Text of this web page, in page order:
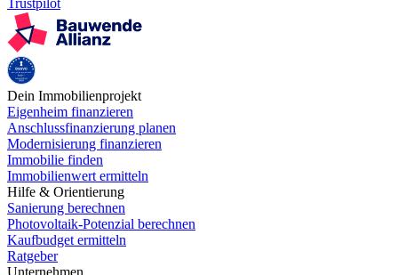
Trustpilot
Dein Immobilienprojekt
Eigenheim finanzieren
Anschlussfinanzierung planen
Modernisierung finanzieren
Immobilie finden
Immobilienwert ermitteln
Hilfe & Orientierung
Sanierung berechnen
Photovoltaik-Potenzial berechnen
Kaufbudget ermitteln
Ratgeber